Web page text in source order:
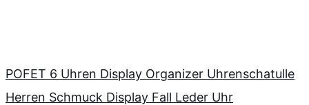
POFET 6 Uhren Display Organizer Uhrenschatulle
Herren Schmuck Display Fall Leder Uhr